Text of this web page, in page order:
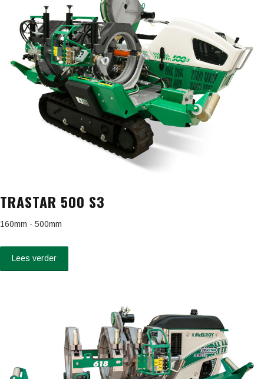
TRASTAR 500 S3
160mm - 500mm
Lees verder